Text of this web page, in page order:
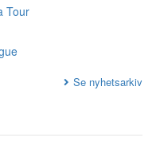
Tour
Se nyhetsarkiv